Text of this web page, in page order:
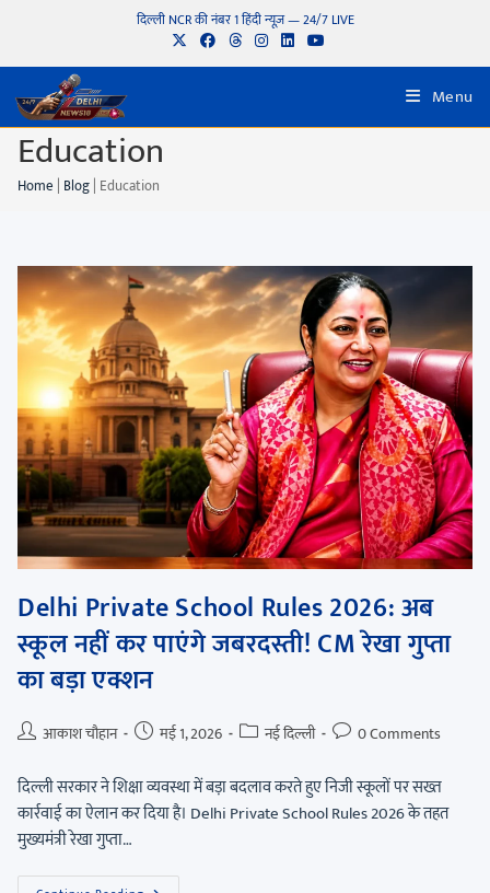
दिल्ली NCR की नंबर 1 हिंदी न्यूज़ — 24/7 LIVE
Menu
Education
Home | Blog| Education
Delhi Private School Rules 2026: अब
स्कूल नहीं कर पाएंगे जबरदस्ती! CM रेखा गुप्ता
का बड़ा एक्शन
आकाश चौहान मई 1, 2026 नई दिल्ली 0 Comments
दिल्ली सरकार ने शिक्षा व्यवस्था में बड़ा बदलाव करते हुए निजी स्कूलों पर सख्त
कार्रवाई का ऐलान कर दिया है। Delhi Private School Rules 2026 के तहत
मुख्यमंत्री रेखा गुप्ता…